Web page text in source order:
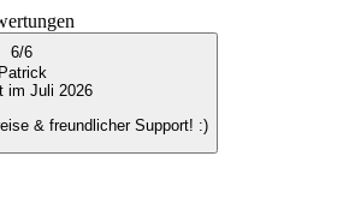
6/6
Patrick
im Juli 2026
& freundlicher Support! :)